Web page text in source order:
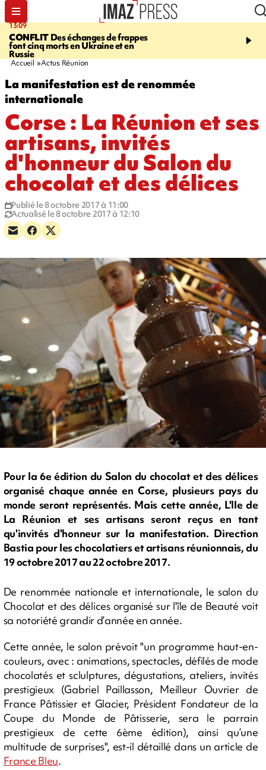
13:09
CONFLIT Des échanges de frappes
font cinq morts en Ukraine et en
Russie
17:14
Quatre
européennes pour les
Accueil Actus Réunion
La manifestation est de renommée
internationale
Corse : La Réunion et ses
artisans, invités
d'honneur du Salon du
chocolat et des délices
Publié le 8 octobre 2017 à 11:00
Actualisé le 8 octobre 2017 à 12:10
Pour la 6e édition du Salon du chocolat et des délices
organisé chaque année en Corse, plusieurs pays du
monde seront représentés. Mais cette année, L'Ile de
La Réunion et ses artisans seront reçus en tant
qu'invités d'honneur sur la manifestation. Direction
Bastia pour les chocolatiers et artisans réunionnais, du
19 octobre 2017 au 22 octobre 2017.
De renommée nationale et internationale, le salon du
Chocolat et des délices organisé sur l'île de Beauté voit
sa notoriété grandir d’année en année.
Cette année, le salon prévoit "un programme haut-en-
couleurs, avec : animations, spectacles, défilés de mode
chocolatés et sclulptures, dégustations, ateliers, invités
prestigieux (Gabriel Paillasson, Meilleur Ouvrier de
France Pâtissier et Glacier, Président Fondateur de la
Coupe du Monde de Pâtisserie, sera le parrain
prestigieux de cette 6ème édition), ainsi qu’une
multitude de surprises", est-il détaillé dans un article de
France Bleu.